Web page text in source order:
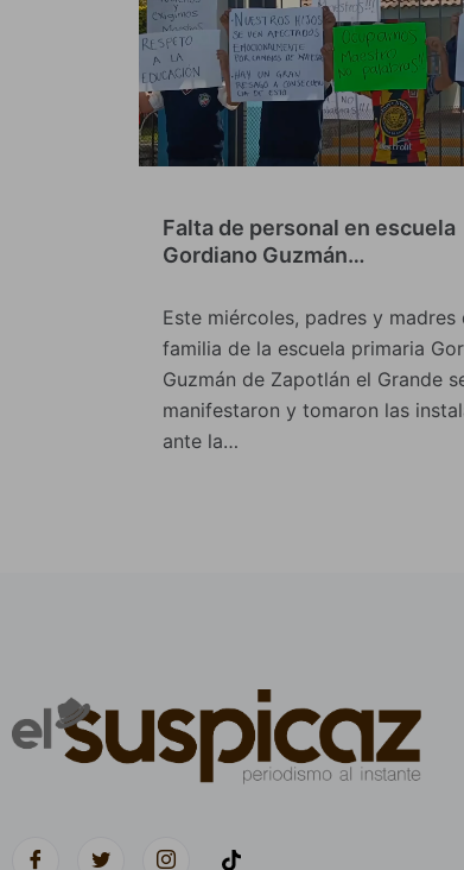
Falta de personal en escuela
Gordiano Guzmán…
Este miércoles, padres y madres
familia de la escuela primaria
Guzmán de Zapotlán el Grande
manifestaron y tomaron las
ante la…